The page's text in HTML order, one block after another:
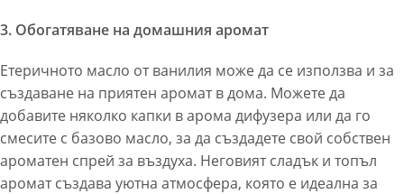
3. Обогатяване на домашния аромат
Етеричното масло от ванилия може да се използва и за
създаване на приятен аромат в дома. Можете да
добавите няколко капки в арома дифузера или да го
смесите с базово масло, за да създадете свой собствен
ароматен спрей за въздуха. Неговият сладък и топъл
аромат създава уютна атмосфера, която е идеална за